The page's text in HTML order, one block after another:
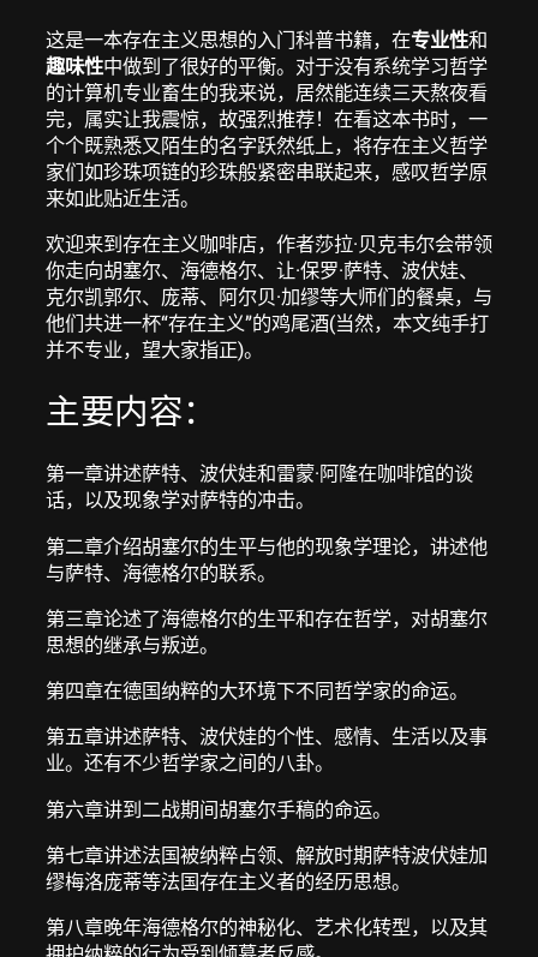
这是一本存在主义思想的入门科普书籍，在专业性和
趣味性中做到了很好的平衡。对于没有系统学习哲学
的计算机专业畜生的我来说，居然能连续三天熬夜看
完，属实让我震惊，故强烈推荐！在看这本书时，一
个个既熟悉又陌生的名字跃然纸上，将存在主义哲学
家们如珍珠项链的珍珠般紧密串联起来，感叹哲学原
来如此贴近生活。
欢迎来到存在主义咖啡店，作者莎拉·贝克韦尔会带领
你走向胡塞尔、海德格尔、让·保罗·萨特、波伏娃、
克尔凯郭尔、庞蒂、阿尔贝·加缪等大师们的餐桌，与
他们共进一杯“存在主义”的鸡尾酒(当然，本文纯手打
并不专业，望大家指正)。
主要内容：
第一章讲述萨特、波伏娃和雷蒙·阿隆在咖啡馆的谈
话，以及现象学对萨特的冲击。
第二章介绍胡塞尔的生平与他的现象学理论，讲述他
与萨特、海德格尔的联系。
第三章论述了海德格尔的生平和存在哲学，对胡塞尔
思想的继承与叛逆。
第四章在德国纳粹的大环境下不同哲学家的命运。
第五章讲述萨特、波伏娃的个性、感情、生活以及事
业。还有不少哲学家之间的八卦。
第六章讲到二战期间胡塞尔手稿的命运。
第七章讲述法国被纳粹占领、解放时期萨特波伏娃加
缪梅洛庞蒂等法国存在主义者的经历思想。
第八章晚年海德格尔的神秘化、艺术化转型，以及其